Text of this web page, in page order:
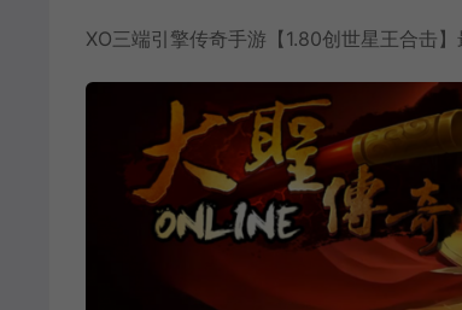
XO三端引擎传奇手游【1.80创世星王合击